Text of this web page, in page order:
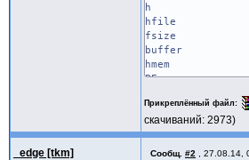
h dd
hfile dd
fsize dd
buffer rd
hmem
PEa dd
Vadr dd
Psize dd
Padr dd
Iadr dd
Прикреплённый файл
скачиваний: 2973)
_edge [tkm] Сообщ. #2 27.08.14,